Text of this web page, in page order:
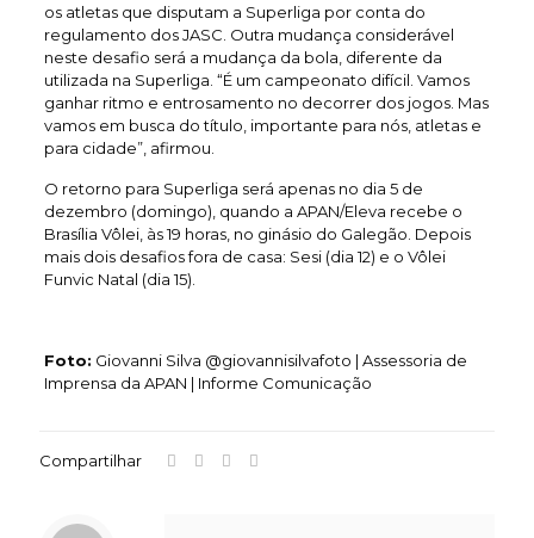
os atletas que disputam a Superliga por conta do
regulamento dos JASC. Outra mudança considerável
neste desafio será a mudança da bola, diferente da
utilizada na Superliga. “É um campeonato difícil. Vamos
ganhar ritmo e entrosamento no decorrer dos jogos. Mas
vamos em busca do título, importante para nós, atletas e
para cidade”, afirmou.
O retorno para Superliga será apenas no dia 5 de
dezembro (domingo), quando a APAN/Eleva recebe o
Brasília Vôlei, às 19 horas, no ginásio do Galegão. Depois
mais dois desafios fora de casa: Sesi (dia 12) e o Vôlei
Funvic Natal (dia 15).
Foto: Giovanni Silva @giovannisilvafoto | Assessoria de
Imprensa da APAN | Informe Comunicação
Compartilhar